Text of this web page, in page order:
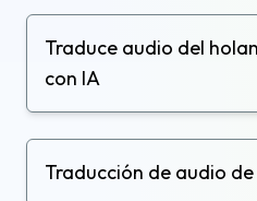
Traduce audio del
con IA
Traducción de audio